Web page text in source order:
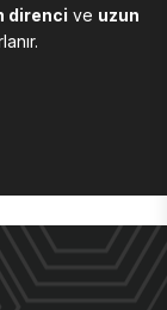
direnci ve uzun